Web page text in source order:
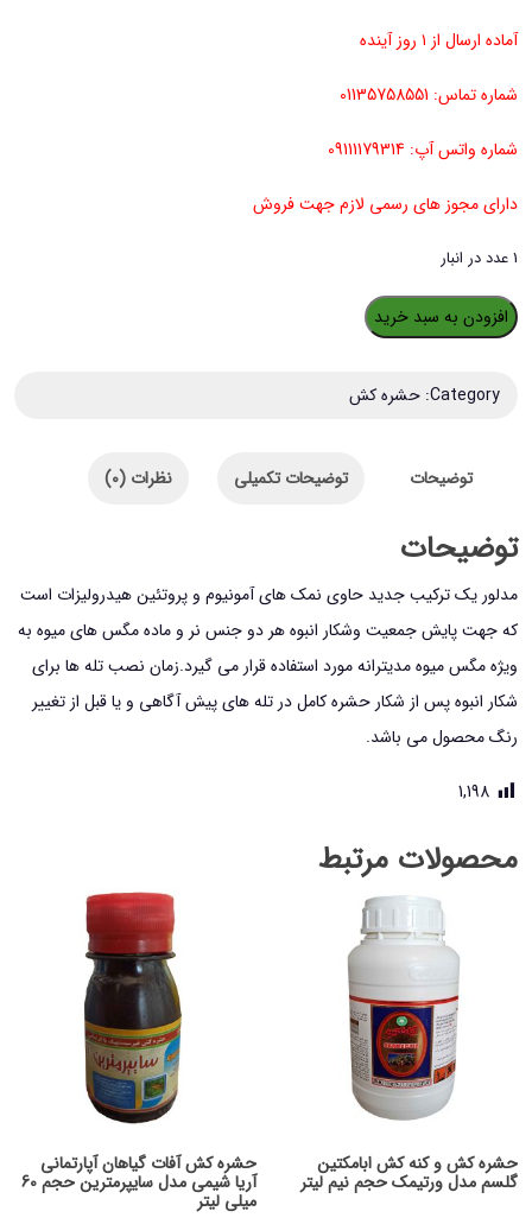
آماده ارسال از ۱ روز آینده
شماره تماس: 01135758551
شماره واتس آپ: 09111179314
دارای مجوز های رسمی لازم جهت فروش
1 عدد در انبار
پروتئین
سبزآور
مدل
مدلور
حجم
1
لیتر
افزودن به سبد خرید
Category: حشره کش
توضیحات توضیحات تکمیلی نظرات (0)
توضیحات
مدلور یک ترکیب جدید حاوی نمک های آمونیوم و پروتئین هیدرولیزات است
که جهت پایش جمعیت وشکار انبوه هر دو جنس نر و ماده مگس های میوه به
ویژه مگس میوه مدیترانه مورد استفاده قرار می گیرد.زمان نصب تله ها برای
شکار انبوه پس از شکار حشره کامل در تله های پیش آگاهی و یا قبل از تغییر
رنگ محصول می باشد.
1,198
محصولات مرتبط
حشره کش و کنه کش ابامکتین
گلسم مدل ورتیمک حجم نیم لیتر
حشره کش آفات گیاهان آپارتمانی
آریا شیمی مدل سایپرمترین حجم 60
میلی لیتر